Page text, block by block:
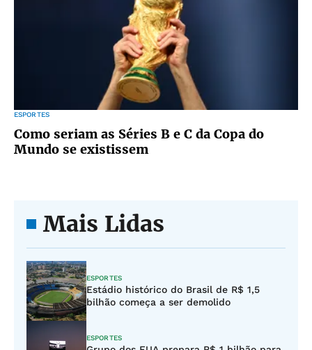
ESPORTES
Como seriam as Séries B e C da Copa do
Mundo se existissem
Mais Lidas
ESPORTES
Estádio histórico do Brasil de R$ 1,5
bilhão começa a ser demolido
ESPORTES